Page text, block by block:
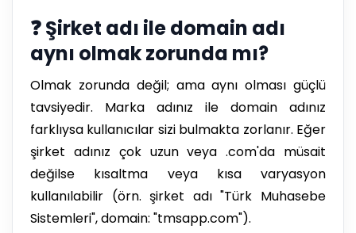
❓ Şirket adı ile domain adı
aynı olmak zorunda mı?
Olmak zorunda değil; ama aynı olması güçlü
tavsiyedir. Marka adınız ile domain adınız
farklıysa kullanıcılar sizi bulmakta zorlanır. Eğer
şirket adınız çok uzun veya .com'da müsait
değilse kısaltma veya kısa varyasyon
kullanılabilir (örn. şirket adı "Türk Muhasebe
Sistemleri", domain: "tmsapp.com").